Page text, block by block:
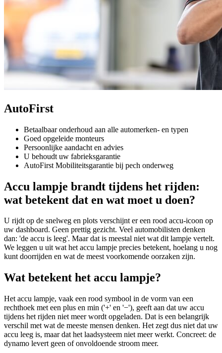
AutoFirst
Betaalbaar onderhoud aan alle automerken- en typen
Goed opgeleide monteurs
Persoonlijke aandacht en advies
U behoudt uw fabrieksgarantie
AutoFirst Mobiliteitsgarantie bij pech onderweg
Accu lampje brandt tijdens het rijden:
wat betekent dat en wat moet u doen?
U rijdt op de snelweg en plots verschijnt er een rood accu-icoon op
uw dashboard. Geen prettig gezicht. Veel automobilisten denken
dan: 'de accu is leeg'. Maar dat is meestal niet wat dit lampje vertelt.
We leggen u uit wat het accu lampje precies betekent, hoelang u nog
kunt doorrijden en wat de meest voorkomende oorzaken zijn.
Wat betekent het accu lampje?
Het accu lampje, vaak een rood symbool in de vorm van een
rechthoek met een plus en min ('+' en '−'), geeft aan dat uw accu
tijdens het rijden niet meer wordt opgeladen. Dat is een belangrijk
verschil met wat de meeste mensen denken. Het zegt dus niet dat uw
accu leeg is, maar dat het laadsysteem niet meer werkt. Concreet: de
dynamo levert geen of onvoldoende stroom meer.